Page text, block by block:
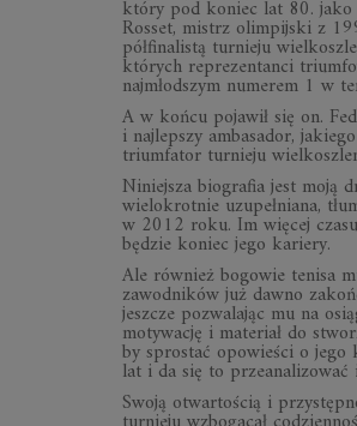
który pod koniec lat 80. jako
Rosset, mistrz olimpijski z
półfinalistą turnieju
których reprezentanci
najmłodszym numerem 1 w
A w końcu pojawił się on.
i najlepszy ambasador,
triumfator turnieju
Niniejsza biografia jest moją
wielokrotnie uzupełniana,
w 2012 roku. Im więcej
będzie koniec jego kariery.
Ale również bogowie tenisa
zawodników już dawno
jeszcze pozwalając mu na
motywację i materiał do
by sprostać opowieści o
lat i da się to
Swoją otwartością i